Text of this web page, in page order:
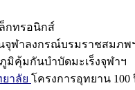
กทรอนิกส์
จุฬาลงกรณ์บรมราชสมภพ
มิคุ้มกันบำบัดมะเร็งจุฬาฯ
าลัย โครงการอุทยาน